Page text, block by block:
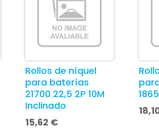
Rollos de níquel
para baterías
21700 22,5 2P 10M
Inclinado
15,62 €